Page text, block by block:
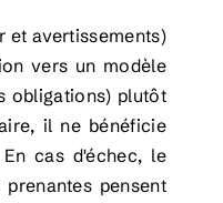
et avertissements)
vers un modèle
obligations) plutôt
il ne bénéficie
cas d'échec, le
pensent